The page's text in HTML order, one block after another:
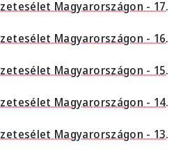
Magyarországon - 17.
Magyarországon - 16.
Magyarországon - 15.
Magyarországon - 14.
Magyarországon - 13.